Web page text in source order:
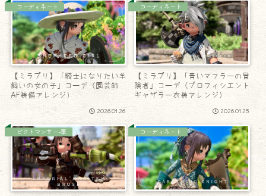
コーディネート
【ミラプリ】「騎士になりたい羊
飼いの女の子」コーデ（園芸師
AF装備アレンジ）
2026.01.26
コーディネート
【ミラプリ】「青いマフラーの冒
険者」コーデ（プロフィシエント
ギャザラー衣装アレンジ）
2026.01.25
ピクトマンサー-筆 コーディネート